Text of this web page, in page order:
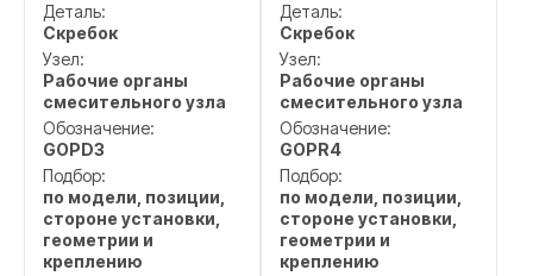
Деталь:
Скребок
Узел:
Рабочие органы
смесительного узла
Обозначение:
GOPD3
Подбор:
по модели, позиции,
стороне установки,
геометрии и
креплению
Деталь:
Скребок
Узел:
Рабочие органы
смесительного узла
Обозначение:
GOPR4
Подбор:
по модели, позиции,
стороне установки,
геометрии и
креплению